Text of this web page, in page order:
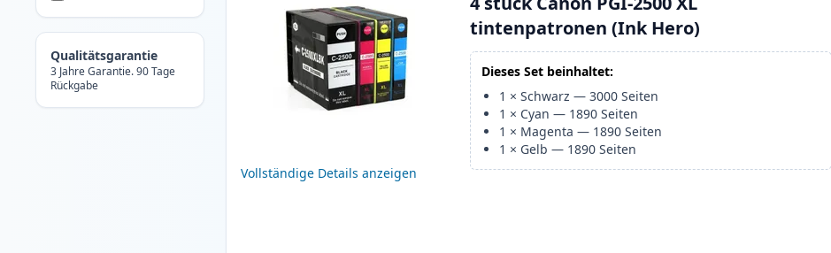
Qualitätsgarantie
3 Jahre Garantie. 90 Tage
Rückgabe
Vollständige Details anzeigen
tintenpatronen (Ink Hero)
Dieses Set beinhaltet:
1 ×Schwarz —3000 Seiten
1 × Cyan — 1890 Seiten
1 × Magenta — 1890 Seiten
1 × Gelb — 1890 Seiten